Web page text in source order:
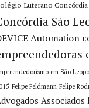
Luterano Concórdia
São
Automation
em São
Felipe Feldmann Felipe
Associados